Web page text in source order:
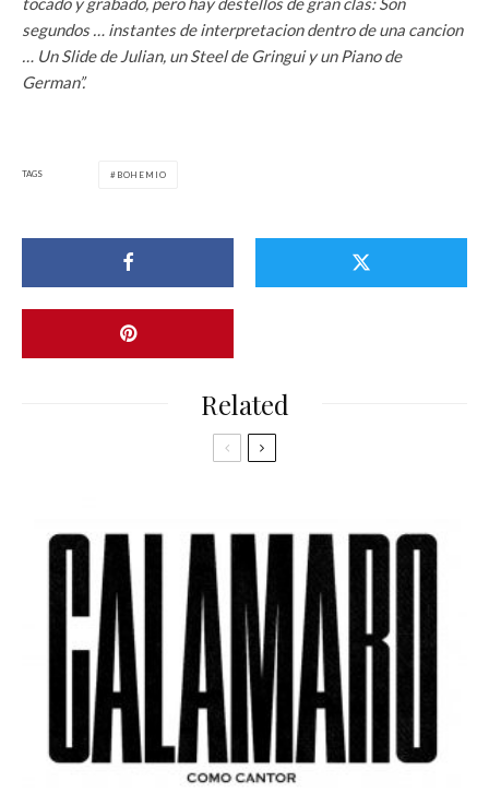
segundos … instantes de interpretacion dentro de una cancion
… Un Slide de Julian, un Steel de Gringui y un Piano de
German”.
TAGS BOHEMIO
Related